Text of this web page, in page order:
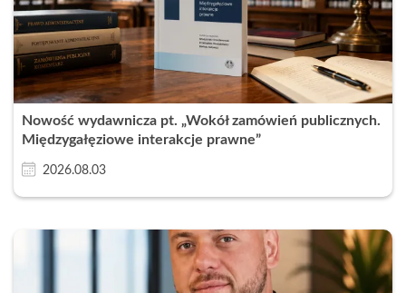
Nowość wydawnicza pt. „Wokół zamówień publicznych.
Międzygałęziowe interakcje prawne”
2026.08.03